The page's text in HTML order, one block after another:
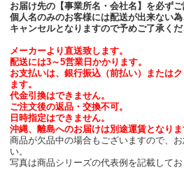
お届け先の【事業所名・会社名】を必ずご
個人名のみのお客様には配送が出来ない為
キャンセルとなりますので予めご了承くだ
メーカーより直送致します。
配送には3～5営業日かかります。
お支払いは、銀行振込（前払い）または
ます。
代金引換はできません。
ご注文後の返品・交換不可。
日時指定はできません。
沖縄、離島へのお届けは別途運賃となりま
商品が欠品中の場合もございますので、
い。
写真は商品シリーズの代表例を記載してお